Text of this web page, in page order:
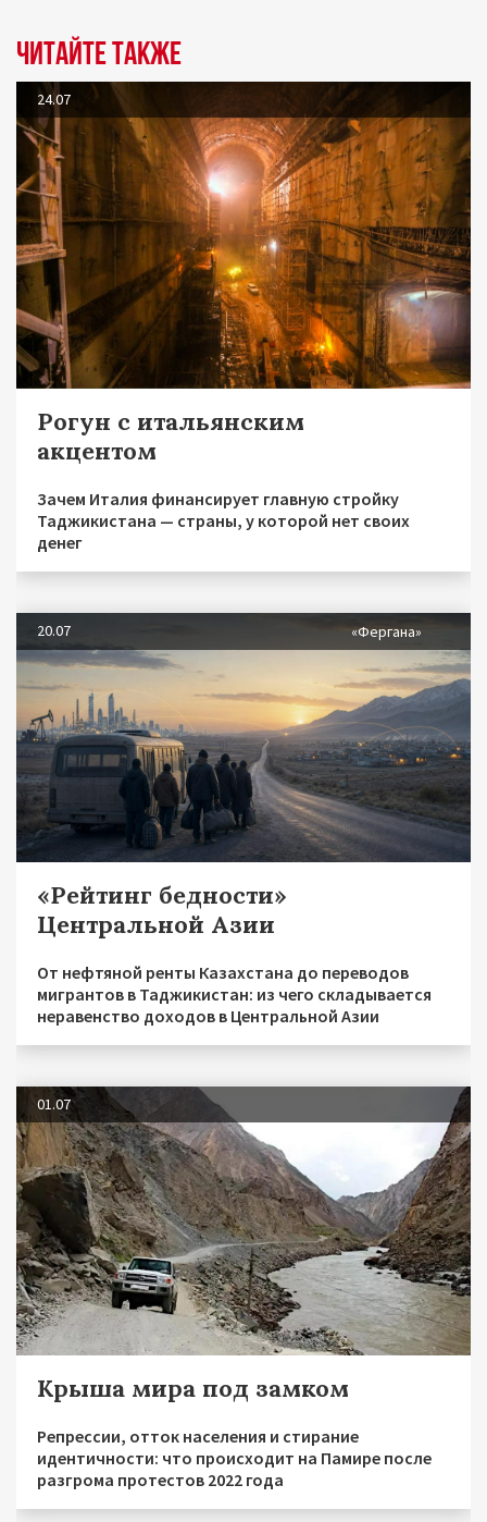
Читайте также
24.07
Рогун с итальянским
акцентом
Зачем Италия финансирует главную стройку
Таджикистана — страны, у которой нет своих
денег
20.07 «Фергана»
«Рейтинг бедности»
Центральной Азии
От нефтяной ренты Казахстана до переводов
мигрантов в Таджикистан: из чего складывается
неравенство доходов в Центральной Азии
01.07
Крыша мира под замком
Репрессии, отток населения и стирание
идентичности: что происходит на Памире после
разгрома протестов 2022 года